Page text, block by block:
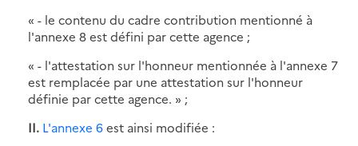
« - le contenu du cadre contribution mentionné à
l'annexe 8 est défini par cette agence ;
« - l'attestation sur l'honneur mentionnée à l'annexe 7
est remplacée par une attestation sur l'honneur
définie par cette agence. » ;
II. L'annexe 6est ainsi modifiée :